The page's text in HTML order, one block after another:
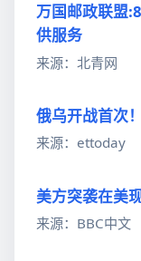
万国邮政联盟
供服务
来源：北青网
俄乌开战首次
来源：ettoday
美方突袭在美
来源：BBC中文